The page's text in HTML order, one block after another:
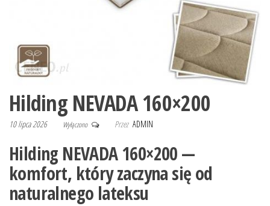
Hilding NEVADA 160×200
10 lipca 2026 Wyłączono Przez ADMIN
Hilding NEVADA 160×200 —
komfort, który zaczyna się od
naturalnego lateksu